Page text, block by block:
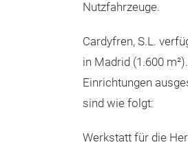
Nutzfahrzeuge.
Cardyfren, S.L.
in Madrid (1.600
Einrichtungen
sind wie folgt:
Werkstatt für die